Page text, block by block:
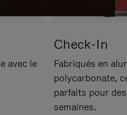
avec le
Check-In
Fabriqués en
polycarbonate,
parfaits pour
semaines.